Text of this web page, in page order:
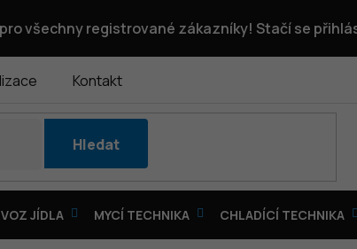
pro všechny registrované zákazníky! Stačí se
Kontakt
Hledat
JÍDLA MYCÍ TECHNIKA CHLADÍCÍ TECHNIKA